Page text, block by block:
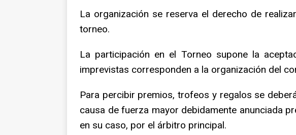
La organización se reserva el derecho de
torneo.
La participación en el Torneo supone la
imprevistas corresponden a la organización del
Para percibir premios, trofeos y regalos se
causa de fuerza mayor debidamente anunciada
en su caso, por el árbitro principal.